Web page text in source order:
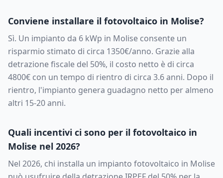
Conviene installare il fotovoltaico in Molise?
Sì. Un impianto da 6 kWp in Molise consente un
risparmio stimato di circa 1350€/anno. Grazie alla
detrazione fiscale del 50%, il costo netto è di circa
4800€ con un tempo di rientro di circa 3.6anni. Dopo il
rientro, l'impianto genera guadagno netto per almeno
altri 15-20 anni.
Quali incentivi ci sono per il fotovoltaico in
Molise nel 2026?
Nel 2026, chi installa un impianto fotovoltaico in Molise